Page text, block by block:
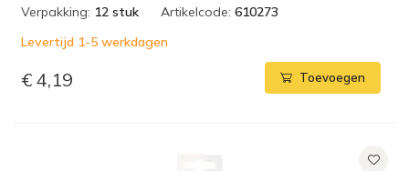
Verpakking: 12 stuk Artikelcode: 610273
Levertijd 1-5 werkdagen
€ 4,19 Toevoegen